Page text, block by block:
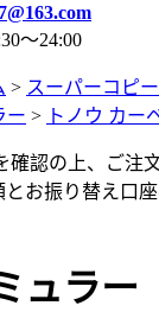
～24:00
> スーパーコピ
ー > トノウ カー
認の上、ご注
お振り替え口
ュラー